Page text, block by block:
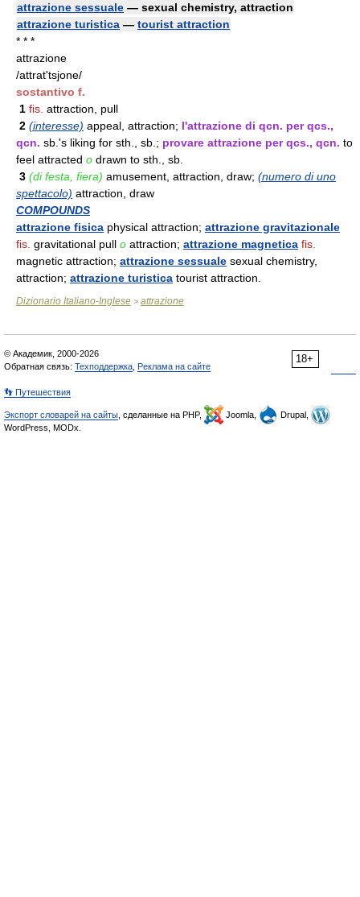
attrazione sessuale — sexual chemistry, attraction
attrazione turistica — tourist attraction
* * *
attrazione
/attrat'tsjone/
sostantivo f.
1 fis. attraction, pull
2 (interesse) appeal, attraction; l'attrazione di qcn. per qcs.,
qcn. sb.'s liking for sth., sb.; provare attrazione per qcs., qcn. to
feel attracted o drawn to sth., sb.
3 (di festa, fiera) amusement, attraction, draw; (numero di uno
spettacolo) attraction, draw
COMPOUNDS
attrazione fisica physical attraction; attrazione gravitazionale
fis. gravitational pull o attraction; attrazione magnetica fis.
magnetic attraction; attrazione sessuale sexual chemistry,
attraction; attrazione turistica tourist attraction.
Dizionario Italiano-Inglese > attrazione
18+
© Академик, 2000-2026
Обратная связь: Техподдержка Реклама на сайте
👣 Путешествия
Экспорт словарей на сайты , сделанные на PHP, Joomla,
Drupal,
WordPress, MODx.